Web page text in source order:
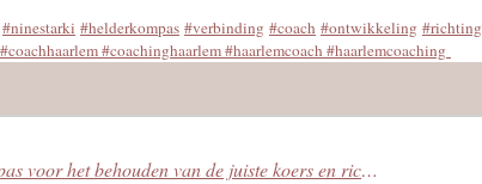
#ninestarki #helderkompas #verbinding #coach #ontwikkeling #richting
#coachhaarlem #coachinghaarlem #haarlemcoach #haarlemcoaching
Een Helder Kompas voor het behouden van de juiste koers en richting